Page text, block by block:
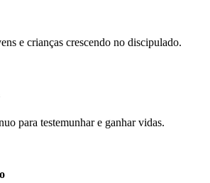
e crianças crescendo no discipulado.
para testemunhar e ganhar vidas.